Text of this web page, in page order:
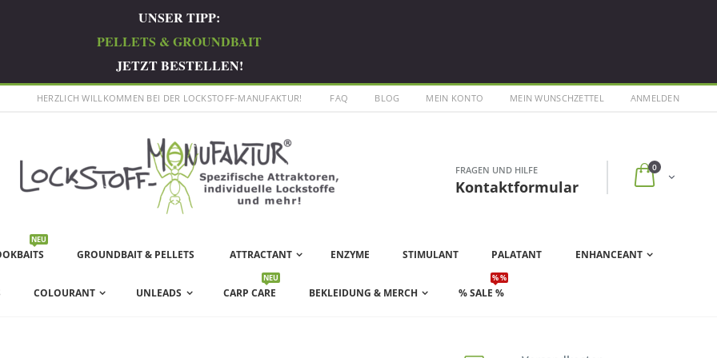
UNSER TIPP:
PELLETS & GROUNDBAIT
JETZT BESTELLEN!
FAQ BLOG MEIN KONTO MEIN WUNSCHZETTEL ANMELDEN
HERZLICH WILLKOMMEN BEI DER LOCKSTOFF-MANUFAKTUR!
FRAGEN UND HILFE
Kontaktformular
0
NEU
GROUNDBAIT & PELLETS ATTRACTANT ENZYME STIMULANT PALATANT ENHANCEANT
COLOURANT UNLEADS CARP CARE
NEU
BEKLEIDUNG & MERCH % SALE %
% %